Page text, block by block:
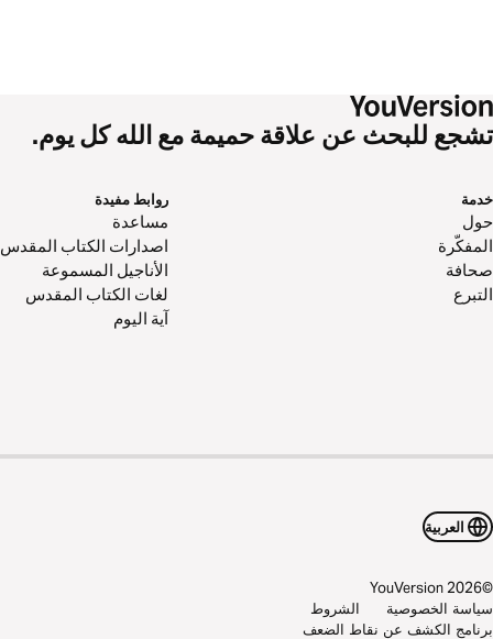
تشجع للبحث عن علاقة حميمة مع الله كل يوم.
خدمة
حول‌
المفكّرة
صحافة
التبرع
روابط مفيدة
مساعدة
اصدارات الكتاب المقدس
الأناجيل المسموعة
لغات الكتاب المقدس
آية اليوم
العربية
©
2026
YouVersion
سياسة الخصوصية
الشروط
برنامج الكشف عن نقاط الضعف